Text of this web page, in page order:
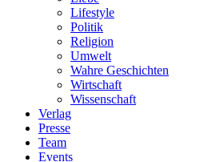
Lifestyle
Politik
Religion
Umwelt
Wahre Geschichten
Wirtschaft
Wissenschaft
Verlag
Presse
Team
Events